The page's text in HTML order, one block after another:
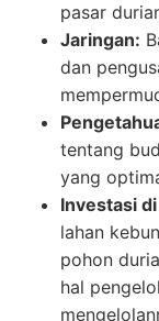
pasar
Jaringan:
dan
tentang
yang
Investasi
lahan
pohon
hal